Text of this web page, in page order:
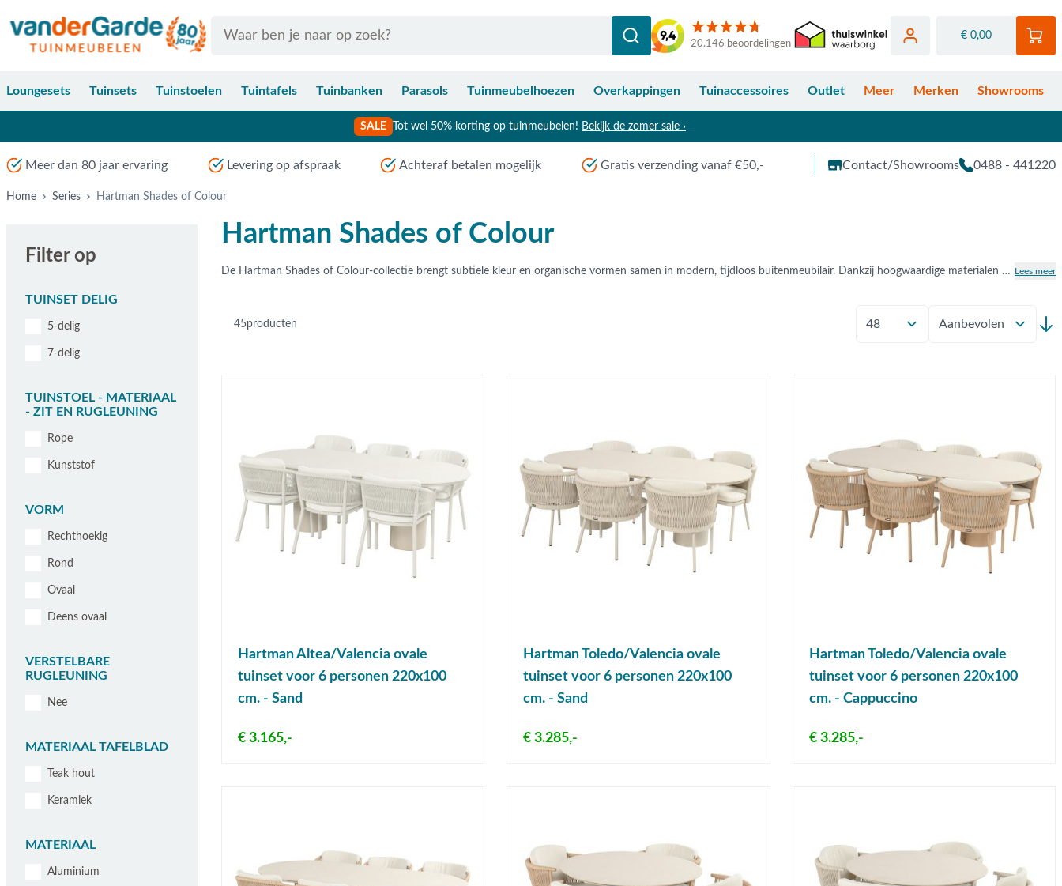
20.146 beoordelingen
€ 0,00
Loungesets Tuinsets Tuinstoelen Tuintafels Tuinbanken Parasols Tuinmeubelhoezen Overkappingen Tuinaccessoires Outlet Meer Merken Showrooms
SALE Tot wel 50% korting op tuinmeubelen! Bekijk de zomer sale ›
Meer dan 80 jaar ervaring Levering op afspraak Achteraf betalen mogelijk Gratis verzending vanaf €50,- Contact/Showrooms 0488 - 441220
Home Series Hartman Shades of Colour
Hartman Shades of Colour
De Hartman Shades of Colour-collectie brengt subtiele kleur en organische vormen samen in modern, tijdloos buitenmeubilair. Dankzij hoogwaardige materialen en zachte tinten zoals cappuccino, lichtgroen en zand creëer je een stijlvolle en harmonieuze tuinsfeer. Bekijk het uitgebreide assortiment Hartman Shades of Colour collectie bij Van der Garde Tuinmeubelen hieronder online. Je bent ook van harte welkom in één van onze showrooms in Opheusden, Duiven of Apeldoorn. Lees meer
45producten
Hartman Altea/Valencia ovale
tuinset voor 6 personen 220x100
cm. - Sand
€ 3.165,-
Hartman Toledo/Valencia ovale
tuinset voor 6 personen 220x100
cm. - Sand
€ 3.285,-
Hartman Toledo/Valencia ovale
tuinset voor 6 personen 220x100
cm. - Cappuccino
€ 3.285,-
Filter op
TUINSET DELIG
5-delig
7-delig
TUINSTOEL - MATERIAAL
- ZIT EN RUGLEUNING
Rope
Kunststof
VORM
Rechthoekig
Rond
Ovaal
Deens ovaal
VERSTELBARE
RUGLEUNING
Nee
MATERIAAL TAFELBLAD
Teak hout
Keramiek
MATERIAAL
Aluminium